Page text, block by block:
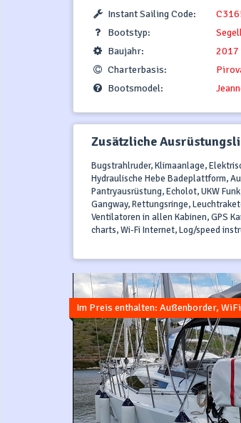
Instant Sailing Code:
Bootstyp:
Baujahr:
2017
Charterbasis:
Bootsmodel:
Zusätzliche
Bugstrahlruder, Klimaanlage,
Hydraulische Hebe Badeplattform,
Pantryausrüstung, Echolot, UKW
Gangway, Rettungsringe,
Ventilatoren in allen Kabinen, GPS
charts, Wi-Fi Internet, Log/speed
Im Preis enthalten: Außenborder,